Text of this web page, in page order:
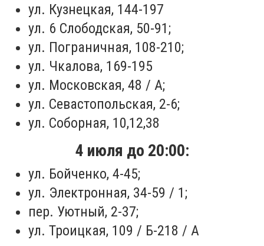
ул. Кузнецкая, 144-197
ул. 6 Слободская, 50-91;
ул. Пограничная, 108-210;
ул. Чкалова, 169-195
ул. Московская, 48 / А;
ул. Севастопольская, 2-6;
ул. Соборная, 10,12,38
4 июля до 20:00:
ул. Бойченко, 4-45;
ул. Электронная, 34-59 / 1;
пер. Уютный, 2-37;
ул. Троицкая, 109 / Б-218 / А